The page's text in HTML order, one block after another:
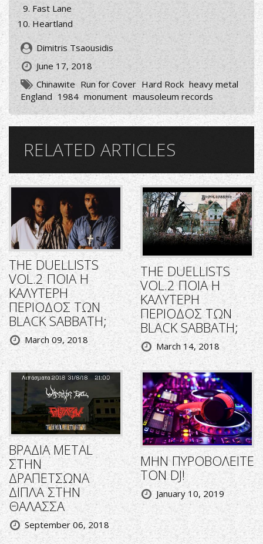
Fast Lane
Heartland
Dimitris Tsaousidis
June 17, 2018
Chinawite Run for Cover Hard Rock heavy metal
England 1984 monument mausoleum records
RELATED ARTICLES
THE DUELLISTS
VOL.2 ΠΟΙΑ Η
ΚΑΛΥΤΕΡΗ
ΠΕΡΙΟΔΟΣ ΤΩΝ
BLACK SABBATH;
March 09, 2018
THE DUELLISTS
VOL.2 ΠΟΙΑ Η
ΚΑΛΥΤΕΡΗ
ΠΕΡΙΟΔΟΣ ΤΩΝ
BLACK SABBATH;
March 14, 2018
ΒΡΑΔΙΑ METAL
ΣΤΗΝ
ΔΡΑΠΕΤΣΩΝΑ
ΔΙΠΛΑ ΣΤΗΝ
ΘΑΛΑΣΣΑ
September 06, 2018
ΜΗΝ ΠΥΡΟΒΟΛΕΙΤΕ
ΤΟΝ DJ!
January 10, 2019